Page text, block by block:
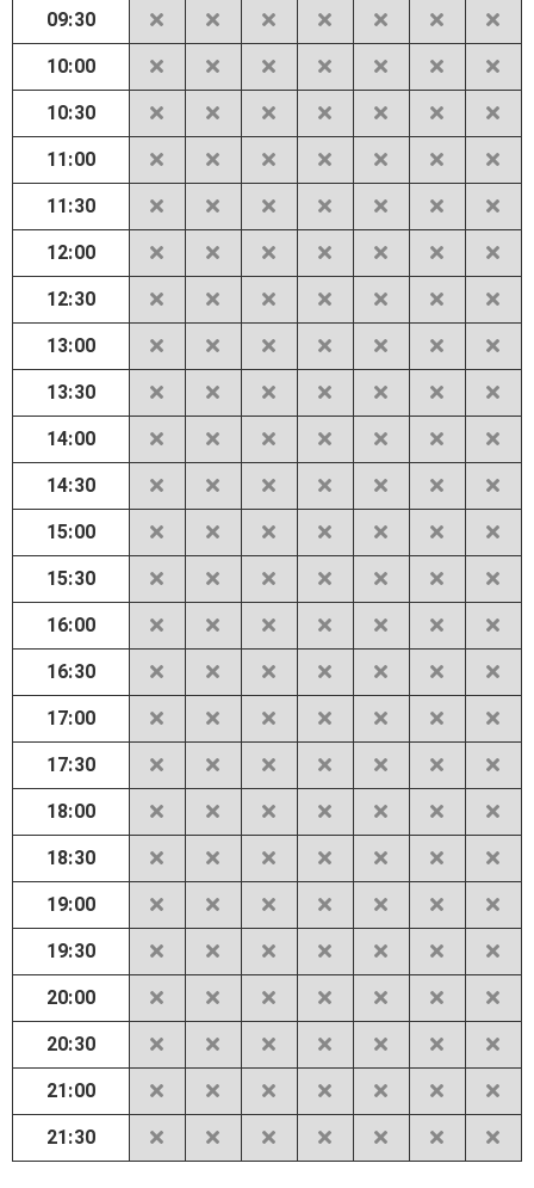
09:30
10:00
10:30
11:00
11:30
12:00
12:30
13:00
13:30
14:00
14:30
15:00
15:30
16:00
16:30
17:00
17:30
18:00
18:30
19:00
19:30
20:00
20:30
21:00
21:30